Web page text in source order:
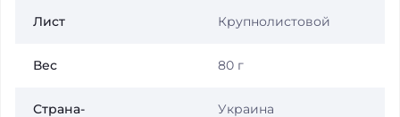
Лист Крупнолистовой
Вес 80 г
Страна- Украина